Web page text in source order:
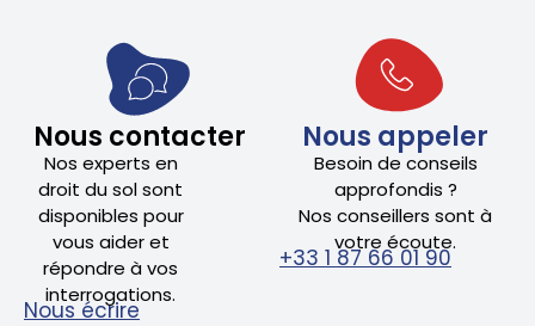
Nous contacter
Nos experts en
droit du sol sont
disponibles pour
vous aider et
répondre à vos
interrogations.
Nous écrire
Nous appeler
Besoin de conseils
approfondis ?
Nos conseillers sont à
votre écoute.
+33 1 87 66 01 90